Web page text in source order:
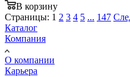
В корзину
Страницы: 1 2 3 4 5 ... 147
Каталог
Компания
О компании
Карьера